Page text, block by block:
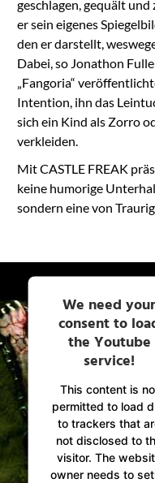
geschlagen, gequält
er sein eigenes
den er darstellt,
Dabei, so Jonathon
„Fangoria“
Intention, ihn das
sich ein Kind als Zorro
verkleiden.
Mit CASTLE FREAK
keine humorige
sondern eine von
We need your
consent to
the Youtube
service!
This content is
permitted to load
to trackers that
not disclosed to
visitor. The
owner needs to